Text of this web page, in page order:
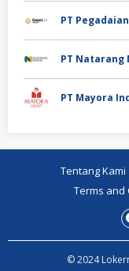
PT
PT Natarang
PT Mayora
Tentang Kami
Terms and
© 2024